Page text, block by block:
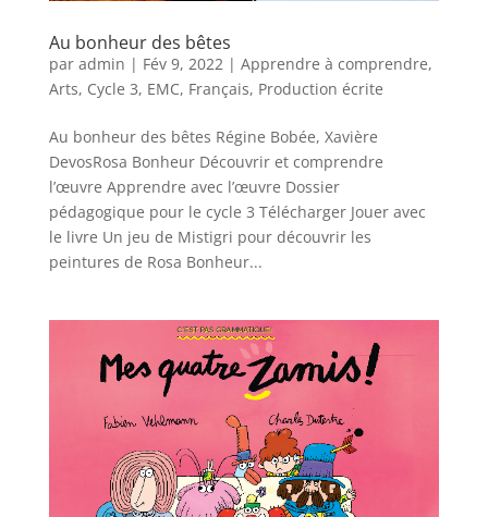
Au bonheur des bêtes
par admin | Fév 9, 2022| Apprendre à comprendre,
Arts, Cycle 3, EMC, Français, Production écrite
Au bonheur des bêtes Régine Bobée, Xavière
DevosRosa Bonheur Découvrir et comprendre
l’œuvre Apprendre avec l’œuvre Dossier
pédagogique pour le cycle 3 Télécharger Jouer avec
le livre Un jeu de Mistigri pour découvrir les
peintures de Rosa Bonheur...